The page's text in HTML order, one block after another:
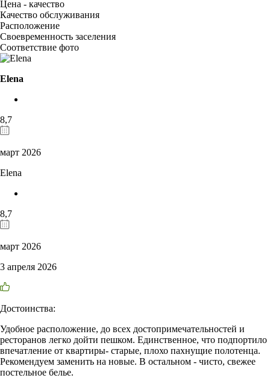
Цена - качество
Качество обслуживания
Расположение
Своевременность заселения
Соответствие фото
Elena
8,7
март 2026
Elena
8,7
март 2026
3 апреля 2026
Достоинства:
Удобное расположение, до всех достопримечательностей и
ресторанов легко дойти пешком. Единственное, что подпортило
впечатление от квартиры- старые, плохо пахнущие полотенца.
Рекомендуем заменить на новые. В остальном - чисто, свежее
постельное белье.